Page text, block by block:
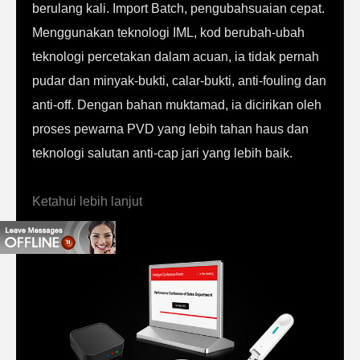
berulang kali. Import Batch, pengubahsuaian cepat.
Menggunakan teknologi IML, kod berubah-ubah
teknologi percetakan dalam acuan, ia tidak pernah
pudar dan minyak-bukti, calar-bukti, anti-fouling dan
anti-off. Dengan bahan muktamad, ia dicirikan oleh
proses pewarna PVD yang lebih tahan haus dan
teknologi salutan anti-cap jari yang lebih baik.
Ketahui lebih lanjut